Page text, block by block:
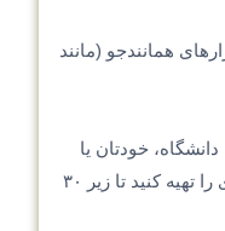
همانندجو (مانند
خودتان یا
موسسه گزارش درصد کپی‌برداری را تهیه کنید تا زیر ۳۰